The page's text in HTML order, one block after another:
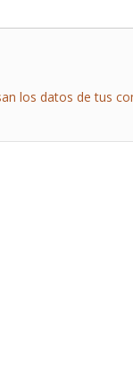
los datos de tus